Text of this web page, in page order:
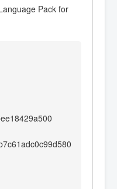
Pack for